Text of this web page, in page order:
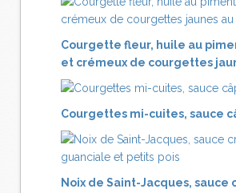
Courgette fleur, huile au
et crémeux de courgettes
Courgettes mi-cuites, sauce
Noix de Saint-Jacques, sauce